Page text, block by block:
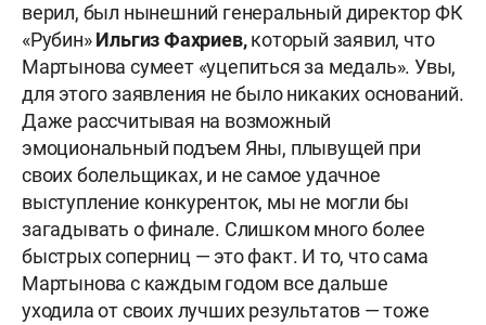
верил, был нынешний генеральный директор ФК
«Рубин»Ильгиз Фахриев,который заявил, что
Мартынова сумеет «уцепиться за медаль». Увы,
для этого заявления не было никаких оснований.
Даже рассчитывая на возможный
эмоциональный подъем Яны, плывущей при
своих болельщиках, и не самое удачное
выступление конкуренток, мы не могли бы
загадывать о финале. Слишком много более
быстрых соперниц — это факт. И то, что сама
Мартынова с каждым годом все дальше
уходила от своих лучших результатов — тоже